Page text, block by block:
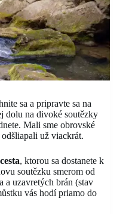
sa a pripravte sa na
dolu na divoké soutězky
Mali sme obrovské
už viackrát.
, ktorou sa dostanete k
soutězku smerom od
a uzavretých brán (stav
vás hodí priamo do